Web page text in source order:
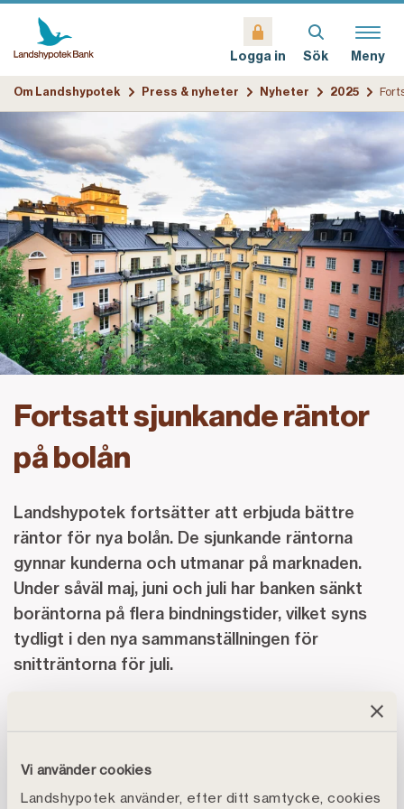
Vi använder cookies
Landshypotek använder, efter ditt samtycke, cookies
Logga in Sök Meny
Om Landshypotek Press & nyheter Nyheter 2025
Fortsatt sjunkande räntor
på bolån
Landshypotek fortsätter att erbjuda bättre
räntor för nya bolån. De sjunkande räntorna
gynnar kunderna och utmanar på marknaden.
Under såväl maj, juni och juli har banken sänkt
boräntorna på flera bindningstider, vilket syns
tydligt i den nya sammanställningen för
snitträntorna för juli.
1-årsräntan landade på låga 2,72 %, medan den
kortare 3-månadersräntan låg på 2,76 % i snitt. Även